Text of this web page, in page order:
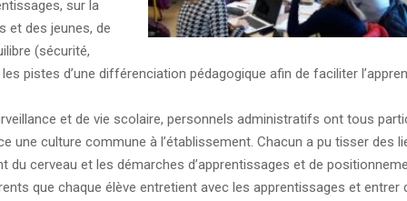
sur la
et des jeunes, de
(sécurité,
pistes d’une différenciation pédagogique afin de faciliter
et de vie scolaire, personnels administratifs ont tous
une culture commune à l’établissement. Chacun a pu tisser des
cerveau et les démarches d’apprentissages et de
que chaque élève entretient avec les apprentissages et entrer